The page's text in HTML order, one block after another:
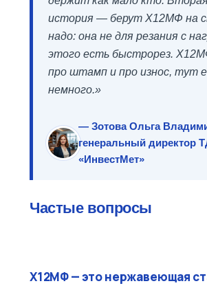
история — берут Х12МФ на
надо: она не для резания с
этого есть быстрорез.
про штамп и про износ, тут
немного.»
— Зотова Ольга
генеральный директор
«ИнвестМет»
Частые вопросы
Х12МФ — это нержавеющая